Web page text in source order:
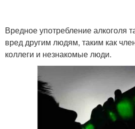
Вредное употребление алкоголя
вред другим людям, таким как
коллеги и незнакомые люди.